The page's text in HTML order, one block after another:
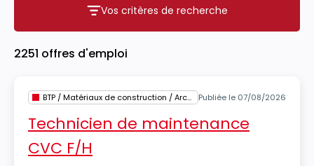
Vos critères de recherche
Vos critères de recherche
2251 offres d'emploi
BTP / Matériaux de construction / Architecture Publiée le 07/08/2026
Technicien de maintenance
CVC F/H